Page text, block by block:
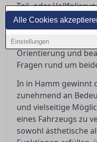
Alle Cookies
Einstellungen
Teil- oder
was diese Techniken
kosten und wann sie
sinnvoller sind.
Orientierung und
Fragen rund um
In in Hamm gewinnt
zunehmend an
und vielseitige
eines Fahrzeugs zu
sowohl ästhetische